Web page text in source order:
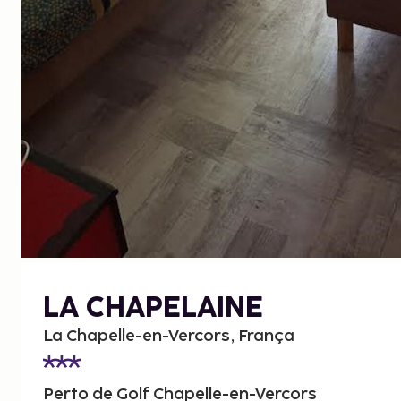
LA CHAPELAINE
La Chapelle-en-Vercors, França
Perto de Golf Chapelle-en-Vercors